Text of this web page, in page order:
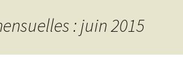
: juin 2015